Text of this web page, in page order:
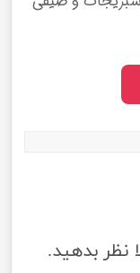
نظر بدهید.